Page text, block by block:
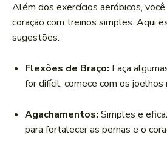
Além dos exercícios aeróbicos,
coração com treinos simples. Aqui
sugestões:
Flexões de Braço: Faça
for difícil, comece com os joelhos
Agachamentos: Simples e
para fortalecer as pernas e o